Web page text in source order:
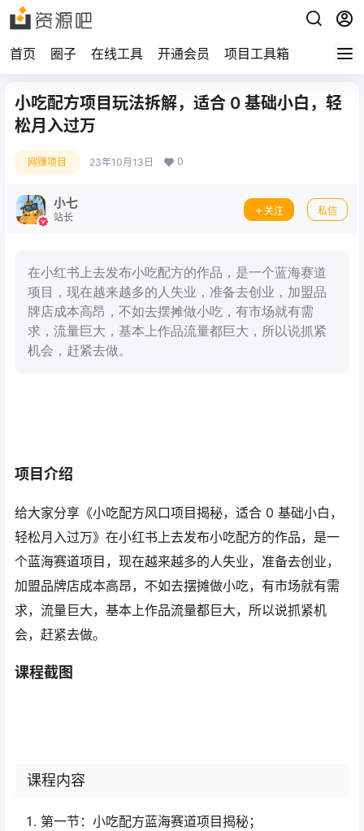
首页 圈子 在线工具 开通会员 项目工具箱
小吃配方项目玩法拆解，适合 0 基础小白，轻
松月入过万
网赚项目 23年10月13日 0
小七
站长
关注 私信
在小红书上去发布小吃配方的作品，是一个蓝海赛道
项目，现在越来越多的人失业，准备去创业，加盟品
牌店成本高昂，不如去摆摊做小吃，有市场就有需
求，流量巨大，基本上作品流量都巨大，所以说抓紧
机会，赶紧去做。
项目介绍
给大家分享《小吃配方风口项目揭秘，适合 0 基础小白，
轻松月入过万》在小红书上去发布小吃配方的作品，是一
个蓝海赛道项目，现在越来越多的人失业，准备去创业，
加盟品牌店成本高昂，不如去摆摊做小吃，有市场就有需
求，流量巨大，基本上作品流量都巨大，所以说抓紧机
会，赶紧去做。
课程截图
课程内容
第一节：小吃配方蓝海赛道项目揭秘；